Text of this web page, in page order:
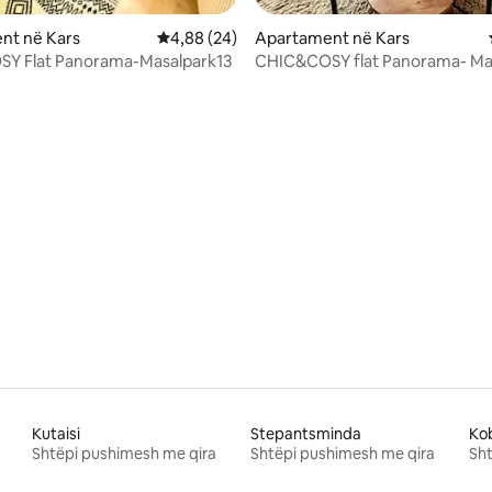
5, 167 vlerësime
në Kars Vlerësimi mesatar 4,88 nga 5, 24 vlerësime
4,88 (24)
Flat Panorama-Masalpark13
Apartament në Kars
CHIC&COSY flat Panorama-
Kutaisi
Shtëpi pushimesh me qira
Stepantsminda
Shtëpi pushimesh me qira